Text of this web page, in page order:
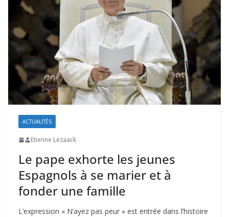
ACTUALITÉS
Etienne Lezaack
Le pape exhorte les jeunes
Espagnols à se marier et à
fonder une famille
L’expression « N’ayez pas peur » est entrée dans l’histoire